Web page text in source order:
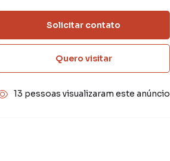
Solicitar contato
Quero visitar
13 pessoas visualizaram este anúncio